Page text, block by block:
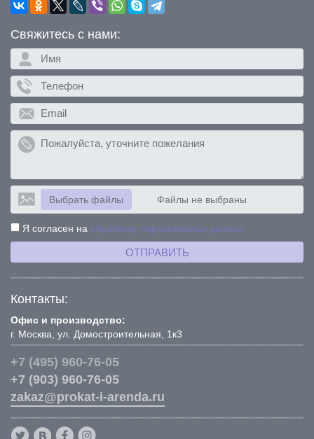
Свяжитесь с нами:
Выбрать файлы Файлы не выбраны
Я согласен на обработку персональных данных
ОТПРАВИТЬ
Контакты:
Офис и производство:
г. Москва, ул. Домостроительная, 1к3
+7 (495) 960-76-05
+7 (903) 960-76-05
zakaz@prokat-i-arenda.ru